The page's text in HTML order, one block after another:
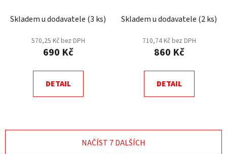
Skladem u dodavatele (3 ks)
570,25 Kč bez DPH
690 Kč
DETAIL
Skladem u dodavatele (2 ks)
710,74 Kč bez DPH
860 Kč
DETAIL
NAČÍST 7 DALŠÍCH